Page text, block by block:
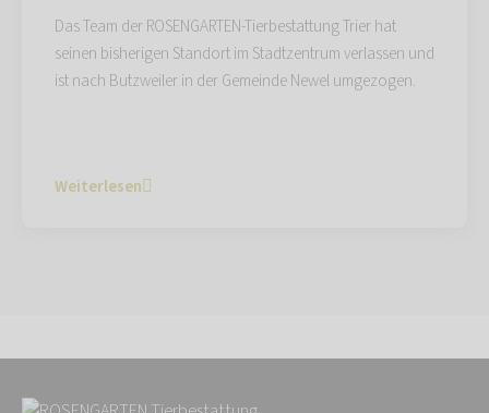
Das Team der ROSENGARTEN-Tierbestattung Trier hat
seinen bisherigen Standort im Stadtzentrum verlassen und
ist nach Butzweiler in der Gemeinde Newel umgezogen.
Weiterlesen